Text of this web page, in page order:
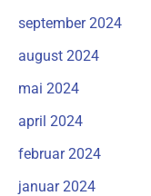
september 2024
august 2024
mai 2024
april 2024
februar 2024
januar 2024